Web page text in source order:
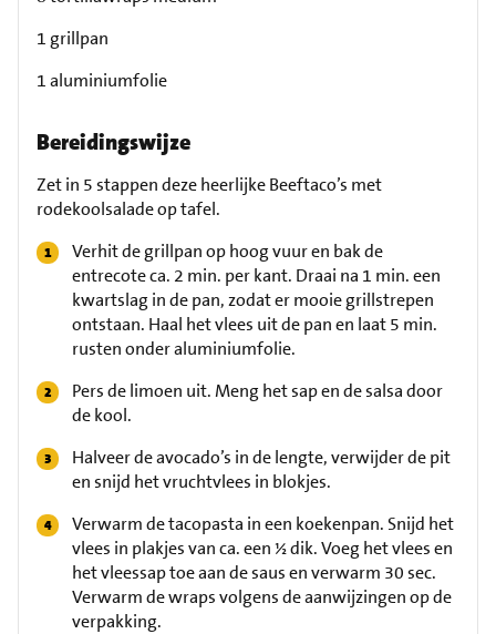
1 grillpan
1 aluminiumfolie
Bereidingswijze
Zet in 5 stappen deze heerlijke Beeftaco’s met
rodekoolsalade op tafel.
Verhit de grillpan op hoog vuur en bak de
entrecote ca. 2 min. per kant. Draai na 1 min. een
kwartslag in de pan, zodat er mooie grillstrepen
ontstaan. Haal het vlees uit de pan en laat 5 min.
rusten onder aluminiumfolie.
Pers de limoen uit. Meng het sap en de salsa door
de kool.
Halveer de avocado’s in de lengte, verwijder de pit
en snijd het vruchtvlees in blokjes.
Verwarm de tacopasta in een koekenpan. Snijd het
vlees in plakjes van ca. een ½ dik. Voeg het vlees en
het vleessap toe aan de saus en verwarm 30 sec.
Verwarm de wraps volgens de aanwijzingen op de
verpakking.